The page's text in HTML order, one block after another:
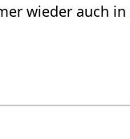
wieder auch in